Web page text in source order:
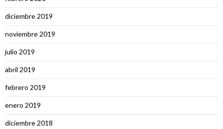
diciembre 2019
noviembre 2019
julio 2019
abril 2019
febrero 2019
enero 2019
diciembre 2018